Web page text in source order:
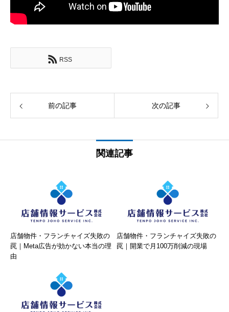
RSS
前の記事 次の記事
関連記事
店舗物件・フランチャイズ失敗の
罠｜Meta広告が効かない本当の理
由
店舗物件・フランチャイズ失敗の
罠｜開業で月100万削減の現場